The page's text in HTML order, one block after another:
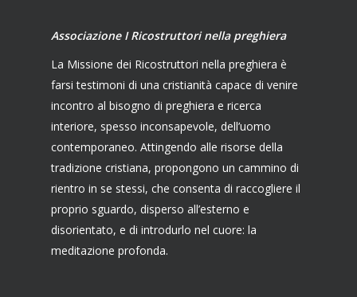
Associazione I Ricostruttori nella preghiera
La Missione dei Ricostruttori nella preghiera è
farsi testimoni di una cristianità capace di venire
incontro al bisogno di preghiera e ricerca
interiore, spesso inconsapevole, dell’uomo
contemporaneo. Attingendo alle risorse della
tradizione cristiana, propongono un cammino di
rientro in se stessi, che consenta di raccogliere il
proprio sguardo, disperso all’esterno e
disorientato, e di introdurlo nel cuore: la
meditazione profonda.